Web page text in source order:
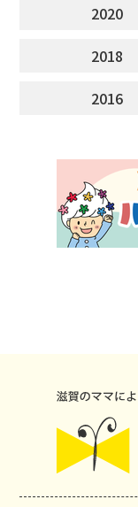
2020
2018
2016